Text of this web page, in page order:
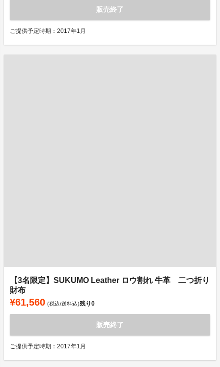
販売終了
ご提供予定時期：2017年1月
【3名限定】SUKUMO Leather ロウ割れ 牛革 二つ折り
財布
¥61,560 (税込/送料込)残り0
販売終了
ご提供予定時期：2017年1月